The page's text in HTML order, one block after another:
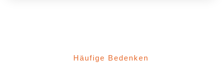
Häufige Bedenken